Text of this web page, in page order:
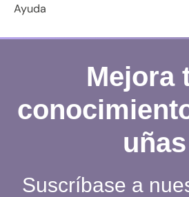
Ayuda
Mejora
uñas
Suscríbase a